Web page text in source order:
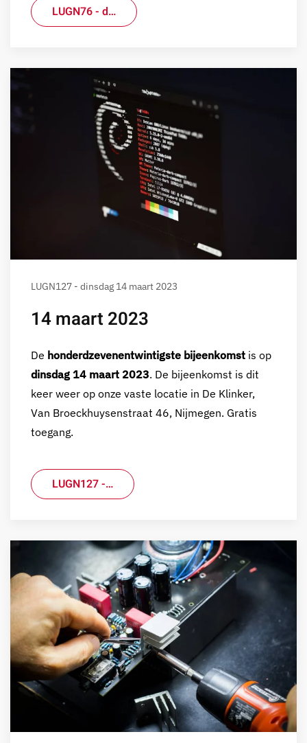
LUGN76 - d…
LUGN127 - dinsdag 14 maart 2023
14 maart 2023
De honderdzevenentwintigste bijeenkomst is op
dinsdag 14 maart 2023. De bijeenkomst is dit
keer weer op onze vaste locatie in De Klinker,
Van Broeckhuysenstraat 46, Nijmegen. Gratis
toegang.
LUGN127 -…